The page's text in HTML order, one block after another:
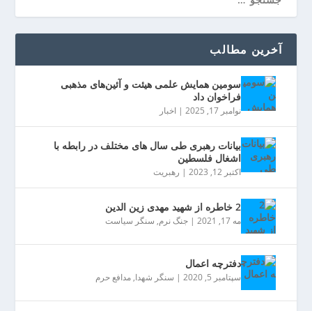
آخرین مطالب
سومین همایش علمی هیئت و آئین‌های مذهبی
فراخوان داد
نوامبر 17, 2025 |اخبار
بیانات رهبری طی سال های مختلف در رابطه با
اشغال فلسطین
اکتبر 12, 2023 | رهبریت
2 خاطره از شهید مهدی زین الدین
مه 17, 2021 |جنگ نرم, سنگر سیاست
دفترچه اعمال
سپتامبر 5, 2020 | سنگر شهدا,مدافع حرم